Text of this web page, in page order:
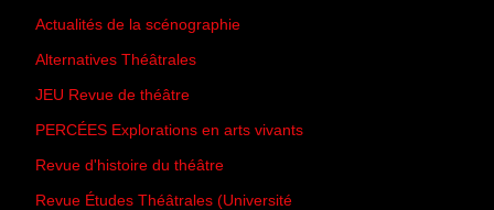
Actualités de la scénographie
Alternatives Théâtrales
JEU Revue de théâtre
PERCÉES Explorations en arts vivants
Revue d'histoire du théâtre
Revue Études Théâtrales (Université